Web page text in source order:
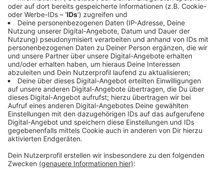
Westdeutsche Allgemeine Zeitung und der Kölner
Stadt-Anzeiger haben über die Eidesstattliche
Versicherungen ausführlich berichtet.
Der Bundesrichter führt aus, ihm sei von Limbach ein
Gespräch mit dem Chef der Staatskanzlei, Nathanael
Liminski empfohlen worden. Limbach hingegen sagt in
seiner Versicherung aus, der Bundesrichter habe ihn
selbst danach gefragt, ob er mit Liminski ein Gespräch
führen könne. Das ist der erste Widerspruch. Der
zweite betrifft den Inhalt eines Gesprächs am 11.
November 2022 zwischen Limbach und dem
Bundesrichter. Der Bundesrichter berichtet, das
Gespräch habe das Ziel gehabt, ihn dazu zu überreden,
seine Bewerbung zurückzuziehen. Limbach wiederum